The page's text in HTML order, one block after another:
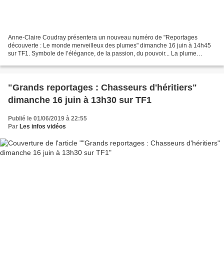
Anne-Claire Coudray présentera un nouveau numéro de "Reportages
découverte : Le monde merveilleux des plumes" dimanche 16 juin à 14h45
sur TF1. Symbole de l’élégance, de la passion, du pouvoir... La plume
"Grands reportages : Chasseurs d'héritiers"
dimanche 16 juin à 13h30 sur TF1
Publié le 01/06/2019 à 22:55
Par Les infos vidéos